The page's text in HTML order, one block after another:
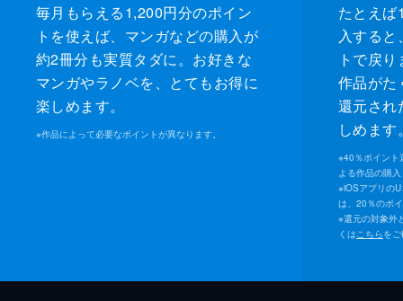
毎月もらえる1,200円分のポイン
トを使えば、マンガなどの購入が
約2冊分も実質タダに。お好きな
マンガやラノベを、とてもお得に
楽しめます。
※作品によって必要なポイントが異なります。
たとえ
入する
トで戻
作品がた
還元され
しめます
※40％ポイント
よる作品の購
※iOSアプリの
は、20％のポ
※還元の対象外
くはこちらを